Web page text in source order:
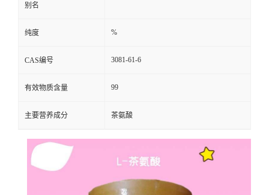
别名
纯度 %
CAS编号 3081-61-6
有效物质含量 99
主要营养成分 茶氨酸